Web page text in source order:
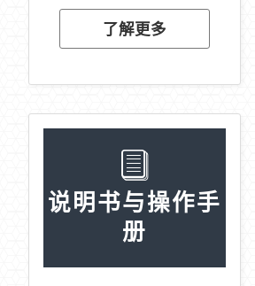
了解更多
说明书与操作手
册